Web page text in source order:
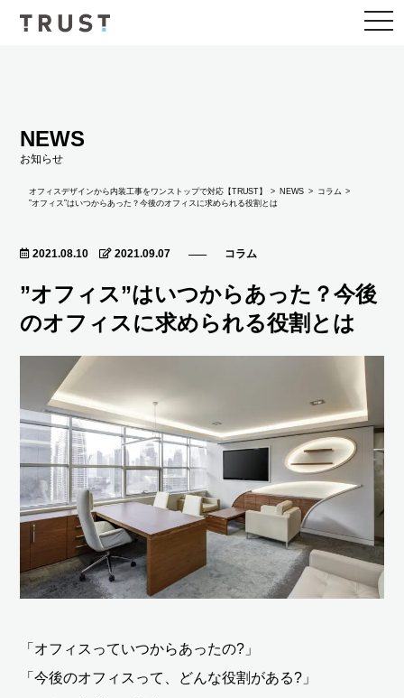
NEWS
お知らせ
オフィスデザインから内装工事をワンストップで対応【TRUST】 NEWS コラム
”オフィス”はいつからあった？今後のオフィスに求められる役割とは
2021.08.10 2021.09.07 コラム
”オフィス”はいつからあった？今後
のオフィスに求められる役割とは
「オフィスっていつからあったの?」
「今後のオフィスって、どんな役割がある?」